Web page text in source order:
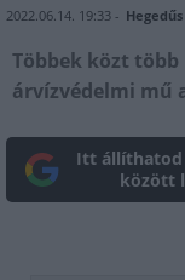
2022.06.14. 19:33 -
Többek közt
árvízvédelmi mű
Itt állíthatod
között